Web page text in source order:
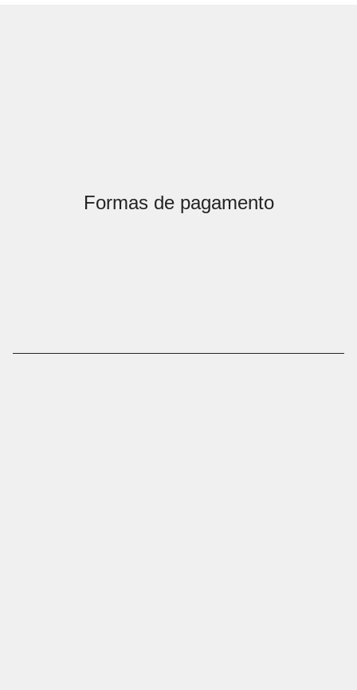
Formas de pagamento